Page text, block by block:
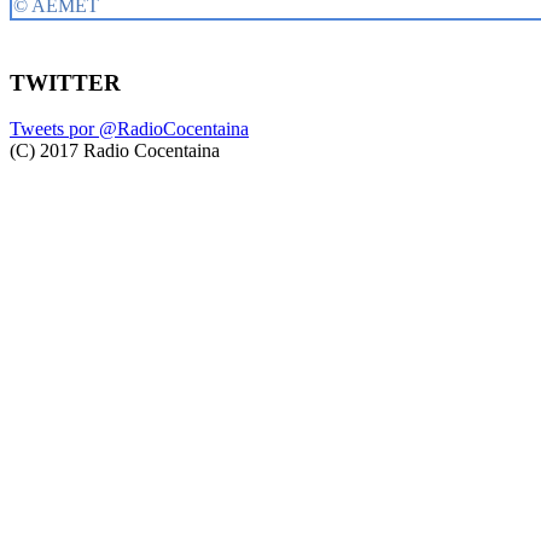
TWITTER
Tweets por @RadioCocentaina
(C) 2017 Radio Cocentaina